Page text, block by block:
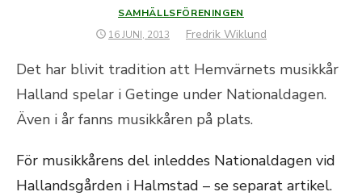
SAMHÄLLSFÖRENINGEN
PUBLICERAT
16 JUNI, 2013 Författare
Fredrik Wiklund
Det har blivit tradition att Hemvärnets musikkår
Halland spelar i Getinge under Nationaldagen.
Även i år fanns musikkåren på plats.
För musikkårens del inleddes Nationaldagen vid
Hallandsgården i Halmstad – se separat artikel.